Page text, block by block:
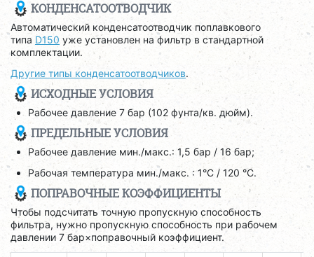
КОНДЕНСАТООТВОДЧИК
Автоматический конденсатоотводчик поплавкового
типа D150 уже установлен на фильтр в стандартной
комплектации.
Другие типы конденсатоотводчиков.
ИСХОДНЫЕ УСЛОВИЯ
Рабочее давление 7 бар (102 фунта/кв. дюйм).
ПРЕДЕЛЬНЫЕ УСЛОВИЯ
Рабочее давление мин./макс.: 1,5 бар / 16 бар;
Рабочая температура мин./макс. : 1°C / 120 °C.
ПОПРАВОЧНЫЕ КОЭФФИЦИЕНТЫ
Чтобы подсчитать точную пропускную способность
фильтра, нужно пропускную способность при рабочем
давлении 7 бар×поправочный коэффициент.